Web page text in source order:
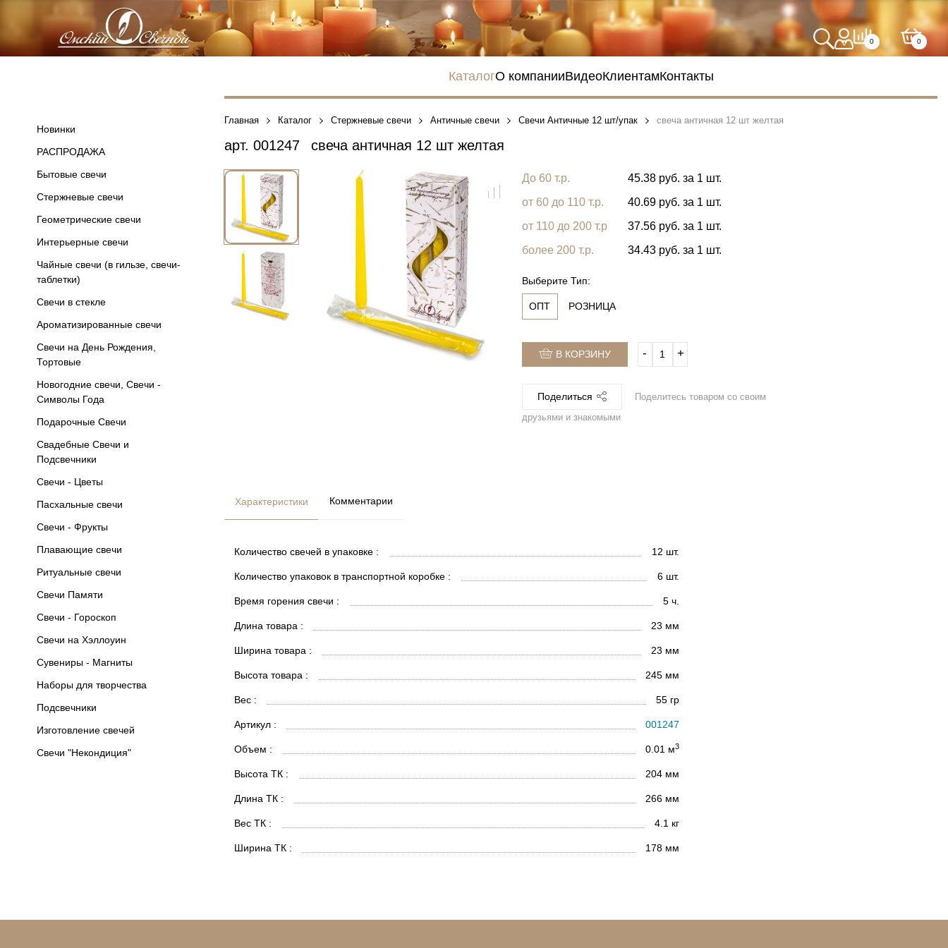
0 0
КаталогО компанииВидеоКлиентамКонтакты
Новинки
РАСПРОДАЖА
Бытовые свечи
Стержневые свечи
Геометрические свечи
Интерьерные свечи
Чайные свечи (в гильзе, свечи-
таблетки)
Свечи в стекле
Ароматизированные свечи
Свечи на День Рождения,
Тортовые
Новогодние свечи, Свечи -
Символы Года
Подарочные Свечи
Свадебные Свечи и
Подсвечники
Свечи - Цветы
Пасхальные свечи
Свечи - Фрукты
Плавающие свечи
Ритуальные свечи
Свечи Памяти
Свечи - Гороскоп
Свечи на Хэллоуин
Сувениры - Магниты
Наборы для творчества
Подсвечники
Изготовление свечей
Свечи "Некондиция"
Главная Каталог Стержневые свечи Античные свечи Свечи Античные 12 шт/упак свеча античная 12 шт желтая
арт. 001247 свеча античная 12 шт желтая
До 60 т.р.
45.38 руб. за 1 шт.
от 60 до 110 т.р.
40.69 руб. за 1 шт.
от 110 до 200 т.р
37.56 руб. за 1 шт.
более 200 т.р.
34.43 руб. за 1 шт.
Выберите Тип:
ОПТ РОЗНИЦА
В КОРЗИНУ ‐ +
Поделиться Поделитесь товаром со своим
друзьями и знакомыми
Характеристики
Количество свечей в упаковке : 12 шт.
Количество упаковок в транспортной коробке : 6 шт.
Время горения свечи : 5 ч.
Длина товара : 23 мм
Ширина товара : 23 мм
Высота товара : 245 мм
Вес : 55 гр
Артикул : 001247
Объем : 0.01 м3
Высота ТК : 204 мм
Длина ТК : 266 мм
Вес ТК : 4.1 кг
Ширина ТК : 178 мм
Комментарии